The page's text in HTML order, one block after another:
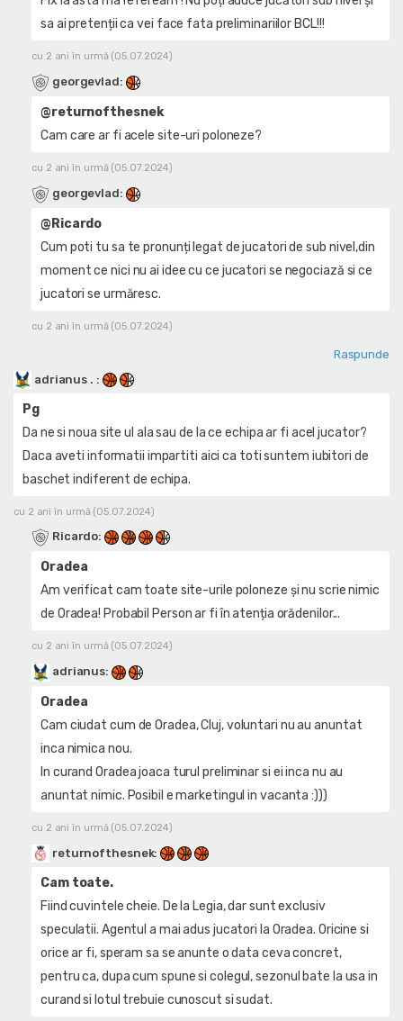
sa ai pretenții ca vei face fata preliminariilor BCL!!!
cu 2 ani în urmă (05.07.2024)
georgevlad:
@returnofthesnek
Cam care ar fi acele site-uri poloneze?
cu 2 ani în urmă (05.07.2024)
georgevlad:
@Ricardo
Cum poti tu sa te pronunți legat de jucatori de sub nivel,din
moment ce nici nu ai idee cu ce jucatori se negociază si ce
jucatori se urmăresc.
cu 2 ani în urmă (05.07.2024)
Raspunde
adrianus . :
Pg
Da ne si noua site ul ala sau de la ce echipa ar fi acel jucator?
Daca aveti informatii impartiti aici ca toti suntem iubitori de
baschet indiferent de echipa.
cu 2 ani în urmă (05.07.2024)
Ricardo:
Oradea
Am verificat cam toate site-urile poloneze și nu scrie nimic
de Oradea! Probabil Person ar fi în atenția orădenilor...
cu 2 ani în urmă (05.07.2024)
adrianus:
Oradea
Cam ciudat cum de Oradea, Cluj, voluntari nu au anuntat
inca nimica nou.
In curand Oradea joaca turul preliminar si ei inca nu au
anuntat nimic. Posibil e marketingul in vacanta :)))
cu 2 ani în urmă (05.07.2024)
returnofthesnek:
Cam toate.
Fiind cuvintele cheie. De la Legia, dar sunt exclusiv
speculatii. Agentul a mai adus jucatori la Oradea. Oricine si
orice ar fi, speram sa se anunte o data ceva concret,
pentru ca, dupa cum spune si colegul, sezonul bate la usa in
curand si lotul trebuie cunoscut si sudat.